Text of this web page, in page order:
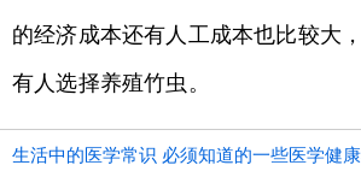
的经济成本还有人工成本也比较大
有人选择养殖竹虫。
生活中的医学常识 必须知道的一些医学健